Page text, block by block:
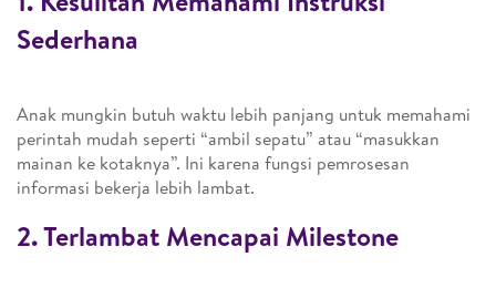
Sederhana
Anak mungkin butuh waktu lebih panjang untuk memahami
perintah mudah seperti “ambil sepatu” atau “masukkan
mainan ke kotaknya”. Ini karena fungsi pemrosesan
informasi bekerja lebih lambat.
2. Terlambat Mencapai Milestone